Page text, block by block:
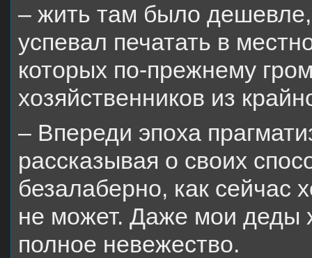
– жить там было
успевал печатать в
которых по-прежнему
хозяйственников из
– Впереди эпоха
рассказывая о своих
безалаберно, как сейчас
не может. Даже мои деды
полное невежество.